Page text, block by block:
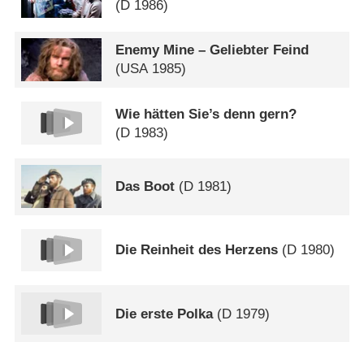
(D 1986)
Enemy Mine – Geliebter Feind
(USA1985)
Wie hätten Sie’s denn gern?
(D 1983)
Das Boot (D 1981)
Die Reinheit des Herzens (D 1980)
Die erste Polka(D 1979)